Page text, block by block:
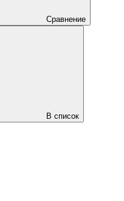
Сравнение
В список